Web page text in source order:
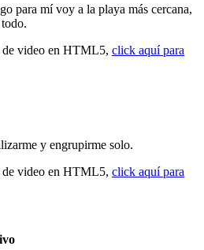
para mí voy a la playa más cercana,
de video en HTML5, click aquí para
y engrupirme solo.
de video en HTML5, click aquí para